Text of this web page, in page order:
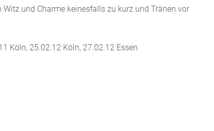
und Charme keinesfalls zu kurz und Tränen vor
Köln, 25.02.12 Köln, 27.02.12 Essen